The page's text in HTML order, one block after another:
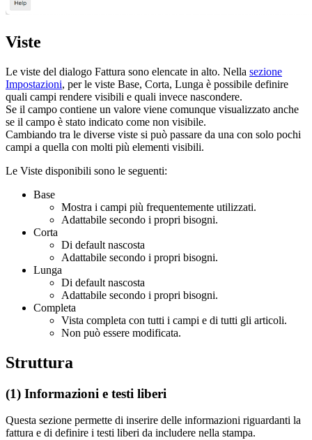
Viste
Le viste del dialogo Fattura sono elencate in alto. Nella sezione
Impostazioni, per le viste Base, Corta, Lunga è possibile definire
quali campi rendere visibili e quali invece nascondere.
Se il campo contiene un valore viene comunque visualizzato anche
se il campo è stato indicato come non visibile.
Cambiando tra le diverse viste si può passare da una con solo pochi
campi a quella con molti più elementi visibili.
Le Viste disponibili sono le seguenti:
Base
Mostra i campi più frequentemente utilizzati.
Adattabile secondo i propri bisogni.
Corta
Di default nascosta
Adattabile secondo i propri bisogni.
Lunga
Di default nascosta
Adattabile secondo i propri bisogni.
Completa
Vista completa con tutti i campi e di tutti gli articoli.
Non può essere modificata.
Struttura
(1) Informazioni e testi liberi
Questa sezione permette di inserire delle informazioni riguardanti la
fattura e di definire i testi liberi da includere nella stampa.